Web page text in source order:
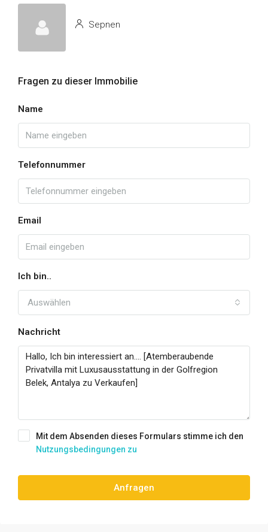
Sepnen
Fragen zu dieser Immobilie
Name
Telefonnummer
Email
Ich bin..
Auswählen
Nachricht
Mit dem Absenden dieses Formulars stimme ich den
Nutzungsbedingungen zu
Anfragen